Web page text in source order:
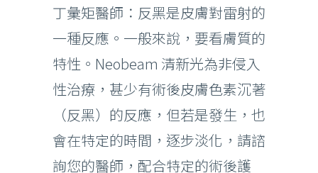
丁彙矩醫師：反黑是皮膚對雷射的
一種反應。一般來說，要看膚質的
特性。Neobeam 清新光為非侵入
性治療，甚少有術後皮膚色素沉著
（反黑）的反應，但若是發生，也
會在特定的時間，逐步淡化，請諮
詢您的醫師，配合特定的術後護